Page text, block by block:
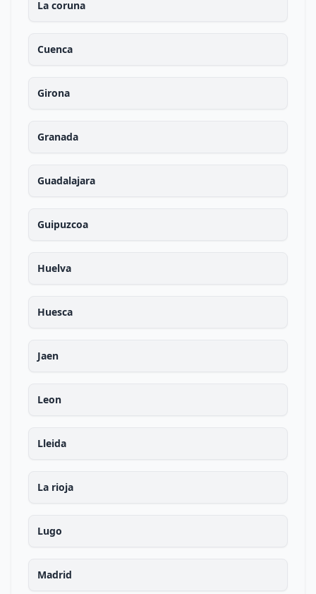
La coruna
Cuenca
Girona
Granada
Guadalajara
Guipuzcoa
Huelva
Huesca
Jaen
Leon
Lleida
La rioja
Lugo
Madrid